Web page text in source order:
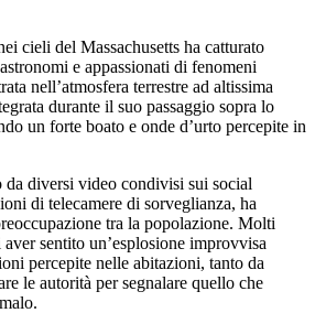
cieli del Massachusetts ha catturato
e appassionati di fenomeni
nell’atmosfera terrestre ad altissima
durante il suo passaggio sopra lo
un forte boato e onde d’urto percepite in
da diversi video condivisi sui social
di telecamere di sorveglianza, ha
tra la popolazione. Molti
sentito un’esplosione improvvisa
percepite nelle abitazioni, tanto da
le autorità per segnalare quello che